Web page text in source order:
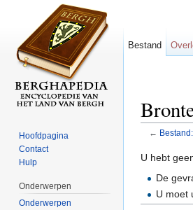
←
U hebt
De
U moet
Bestand
Hoofdpagina
Contact
Hulp
Onderwerpen
Onderwerpen